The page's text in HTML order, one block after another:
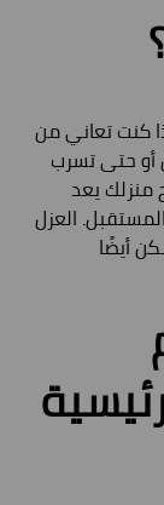
كنت تعاني من
حتى تسرب
منزلك يعد
العزل
أيضًا